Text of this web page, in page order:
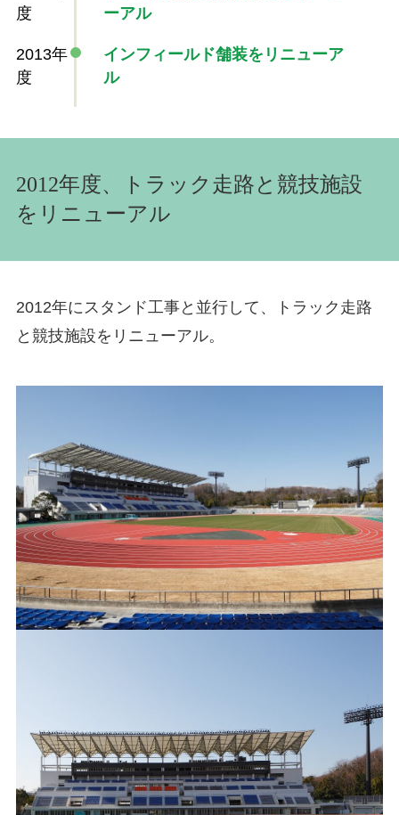
度
ーアル
2013年
度
インフィールド舗装をリニューア
ル
2012年度、トラック走路と競技施設
をリニューアル
2012年にスタンド工事と並行して、トラック走路
と競技施設をリニューアル。